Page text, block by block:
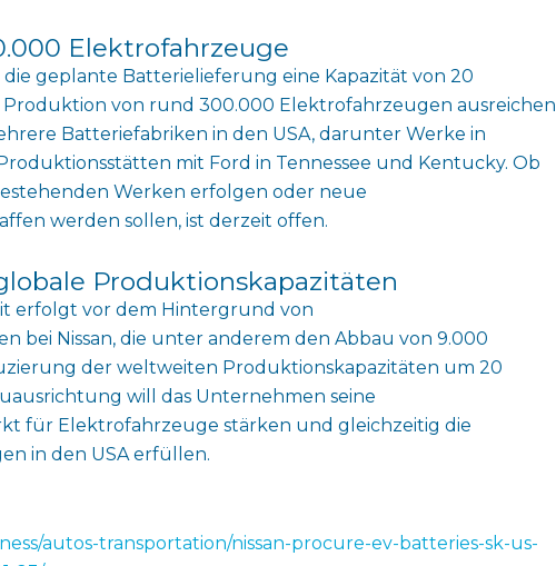
Elektrofahrzeuge
geplante Batterielieferung eine Kapazität von 20
von rund 300.000 Elektrofahrzeugen ausreichen
Batteriefabriken in den USA, darunter Werke in
mit Ford in Tennessee und Kentucky. Ob
Werken erfolgen oder neue
werden sollen, ist derzeit offen.
Produktionskapazitäten
erfolgt vor dem Hintergrund von
bei Nissan, die unter anderem den Abbau von 9.000
der weltweiten Produktionskapazitäten um 20
will das Unternehmen seine
für Elektrofahrzeuge stärken und gleichzeitig die
in den USA erfüllen.
autos-transportation/nissan-procure-ev-batteries-sk-us-